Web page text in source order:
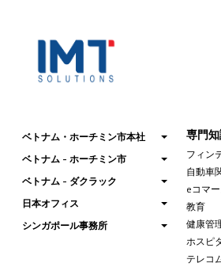
ベトナム・ホーチミン市本社
ベトナム - ホーチミン市
ベトナム - ダクラック
日本オフィス
シンガポール事務所
専門
フィン
自動車
eコマ
教育
健康管
ホスピ
テレコ